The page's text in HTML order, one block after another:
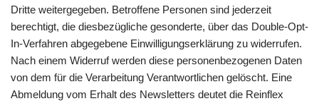
Dritte weitergegeben. Betroffene Personen sind jederzeit
berechtigt, die diesbezügliche gesonderte, über das Double-Opt-
In-Verfahren abgegebene Einwilligungserklärung zu widerrufen.
Nach einem Widerruf werden diese personenbezogenen Daten
von dem für die Verarbeitung Verantwortlichen gelöscht. Eine
Abmeldung vom Erhalt des Newsletters deutet die Reinflex